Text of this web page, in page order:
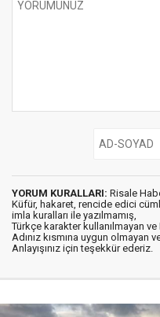
YORUM KURALLARI: Risale
Küfür, hakaret, rencide edici
imla kuralları ile yazılmamış,
Türkçe karakter kullanılmayan ve
Adınız kısmına uygun olmayan
Anlayışınız için teşekkür ederiz.